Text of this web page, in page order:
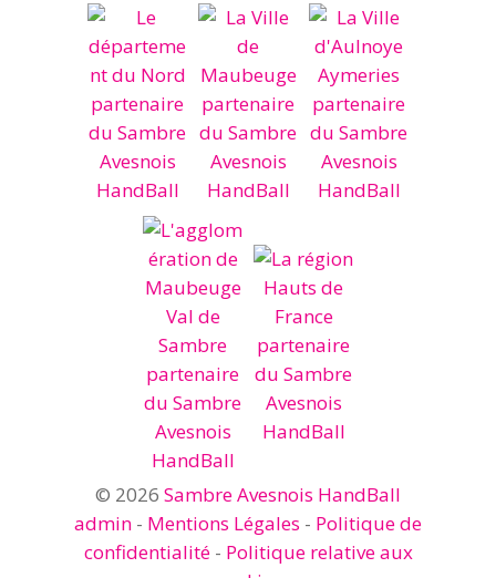
© 2026 Sambre Avesnois HandBall
admin - Mentions Légales - Politique de
confidentialité- Politique relative aux